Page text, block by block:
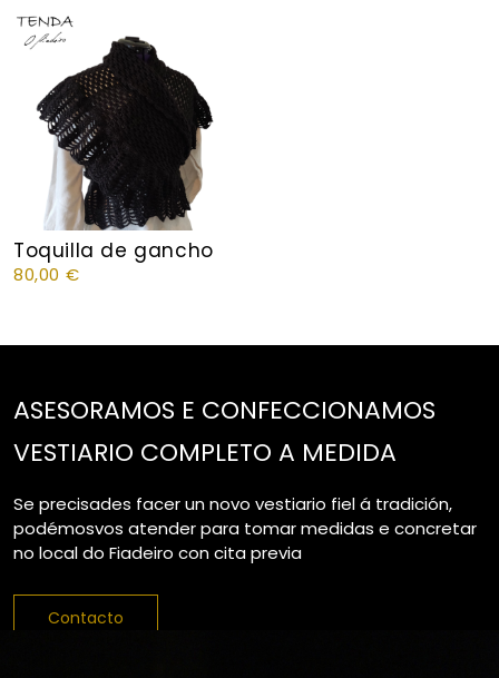
Toquilla de gancho
80,00 €
ASESORAMOS E CONFECCIONAMOS
VESTIARIO COMPLETO A MEDIDA
Se precisades facer un novo vestiario fiel á tradición,
podémosvos atender para tomar medidas e concretar
no local do Fiadeiro con cita previa
Contacto